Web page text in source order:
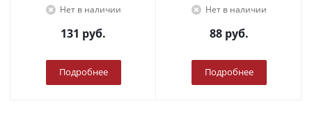
Нет в наличии
131 руб.
Подробнее
Нет в наличии
88руб.
Подробнее